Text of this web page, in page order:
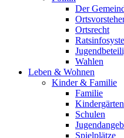
Der
Ortsrecht
Wahlen
Leben & Wohnen
Kinder & Familie
Familie
Kindergärten
Schulen
Spielplätze